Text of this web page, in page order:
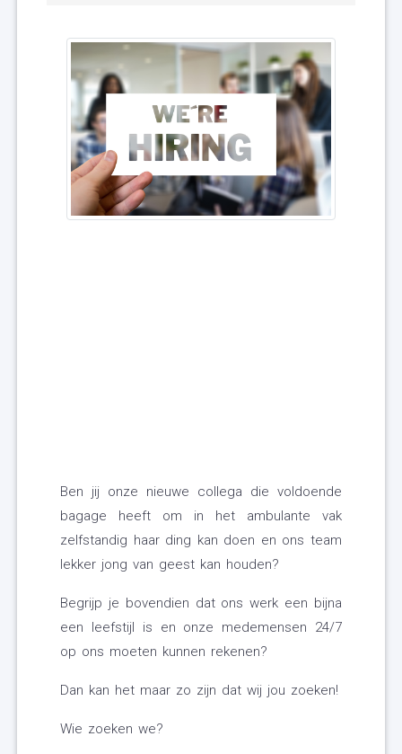
Ben jij onze nieuwe collega die voldoende
bagage heeft om in het ambulante vak
zelfstandig haar ding kan doen en ons team
lekker jong van geest kan houden?
Begrijp je bovendien dat ons werk een bijna
een leefstijl is en onze medemensen 24/7
op ons moeten kunnen rekenen?
Dan kan het maar zo zijn dat wij jou zoeken!
Wie zoeken we?